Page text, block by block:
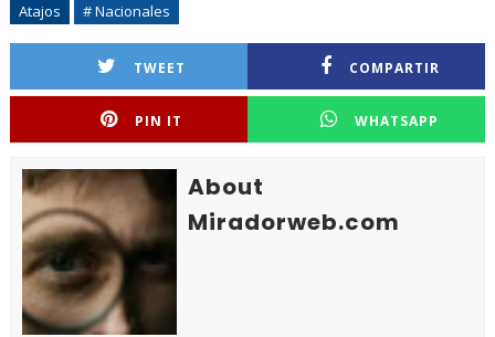
Atajos # Nacionales
TWEET COMPARTIR
PIN IT WHATSAPP
About
Miradorweb.com